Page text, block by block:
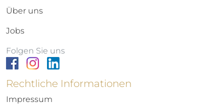
Über uns
Jobs
Folgen Sie uns
Rechtliche Informationen
Impressum